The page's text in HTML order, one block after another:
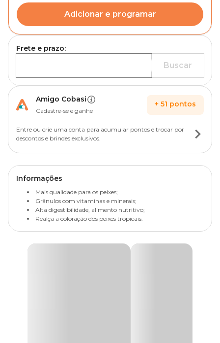
Adicionar e programar
Frete e prazo:
Buscar
Amigo Cobasi
Cadastre-se e ganhe
+ 51 pontos
Entre ou crie uma conta para acumular pontos e trocar por
descontos e brindes exclusivos.
Informações
Mais qualidade para os peixes;
Grânulos com vitaminas e minerais;
Alta digestibilidade, alimento nutritivo;
Realça a coloração dos peixes tropicais.